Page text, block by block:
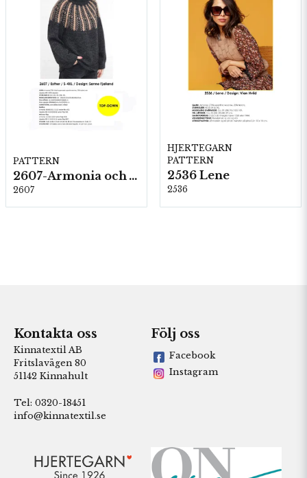
PATTERN
2607-Armonia och Alpaca 400
2607
HJERTEGARN
PATTERN
2536 Lene
2536
Kontakta oss
Kinnatextil AB
Fritslavägen 80
51142 Kinnahult
Tel: 0320-18451
info@kinnatextil.se
Följ oss
Facebook
Instagram